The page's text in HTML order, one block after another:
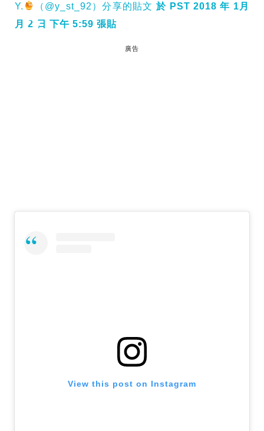
Y. （@y_st_92）分享的貼文 於 PST 2018 年 1月
月 2 日 下午 5:59 張貼
廣告
View this post on Instagram